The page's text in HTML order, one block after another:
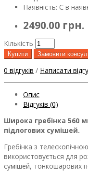
Наявність: Є в
2490.00 грн.
Кількість
Купити Замовити
0 відгуків / Написати
Опис
Відгуків (0)
Широка гребінка 560
підлогових сумішей.
Гребінка з
використовується для
сумішей, тонкошарових